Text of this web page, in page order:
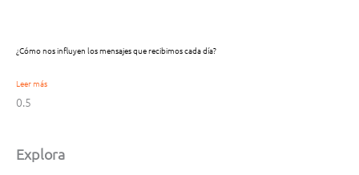
¿Cómo nos influyen los mensajes que recibimos cada día?
Leer más
Explora